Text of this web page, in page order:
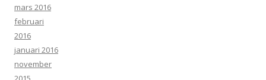
mars 2016
februari
2016
januari 2016
november